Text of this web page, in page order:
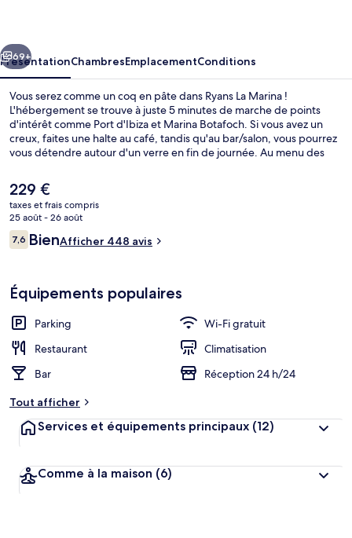
Suivant
69+
PrésentationChambresEmplacementConditions
Vous serez comme un coq en pâte dans Ryans La Marina !
L'hébergement se trouve à juste 5 minutes de marche de points
d'intérêt comme Port d'Ibiza et Marina Botafoch. Si vous avez un
creux, faites une halte au café, tandis qu'au bar/salon, vous pourrez
vous détendre autour d'un verre en fin de journée. Au menu des
fine et une terrasse. Sympa non ?
Le
prix
actuel
est
de
229 €
taxes et frais compris
25 août - 26 août
Avis
voyageurs
7,67,6 sur 10
BienAfficher 448 avis
Équipements populaires
Parking
Wi-Fi gratuit
Restaurant
Climatisation
Bar
Réception 24 h/24
Tout afficher
Services et équipements principaux (12)
Comme à la maison (6)